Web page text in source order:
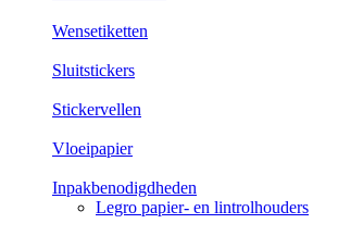
Wensetiketten
Sluitstickers
Stickervellen
Vloeipapier
Inpakbenodigdheden
Legro papier- en lintrolhouders